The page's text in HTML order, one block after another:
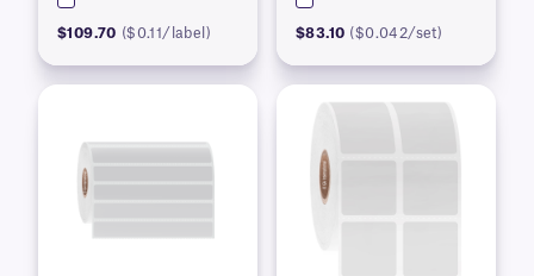
$109.70 ($0.11/label) $83.10 ($0.042/set)